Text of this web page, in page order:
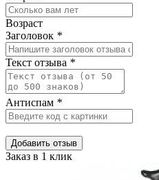
Возраст
Заголовок *
Текст отзыва *
Антиспам *
Добавить отзыв
Заказ в 1 клик